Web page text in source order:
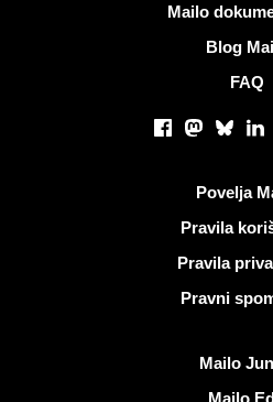
Mailo
Blog
FAQ
Facebook
Mastodon
Bluesky
Povelja
Pravila
Pravila
Pravni
Mailo
Mailo